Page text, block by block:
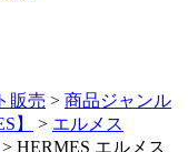
販売 > 商品ジャンル
】 > エルメス
> HERMES エルメス